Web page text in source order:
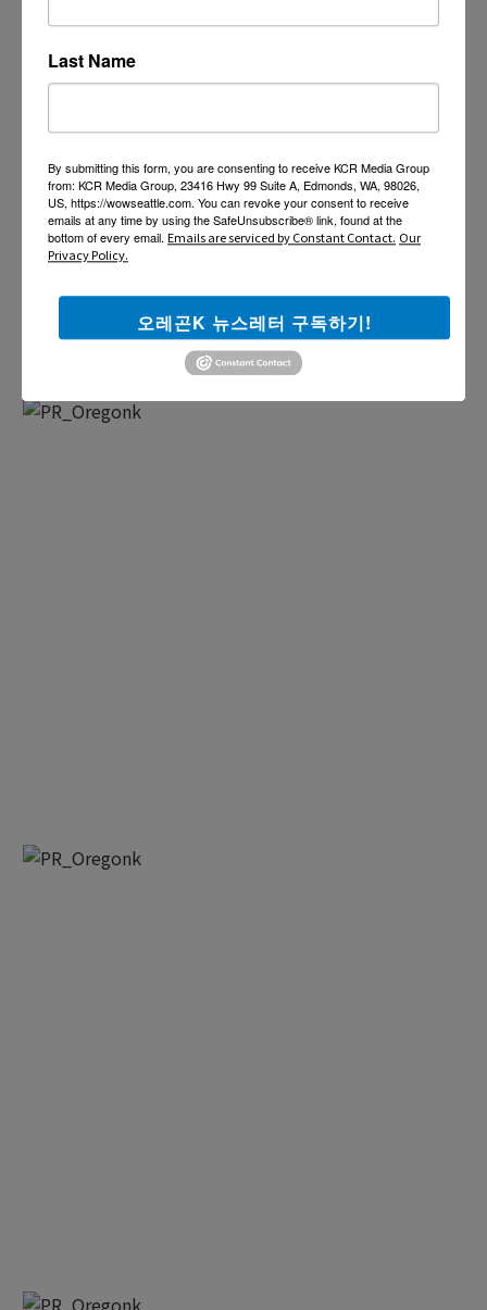
Last Name
By submitting this form, you are consenting to receive KCR Media Group
from: KCR Media Group, 23416 Hwy 99 Suite A, Edmonds, WA, 98026,
US, https://wowseattle.com. You can revoke your consent to receive
emails at any time by using the SafeUnsubscribe® link, found at the
bottom of every email. Emails are serviced by Constant Contact. Our
Privacy Policy.
오레곤K 뉴스레터 구독하기!